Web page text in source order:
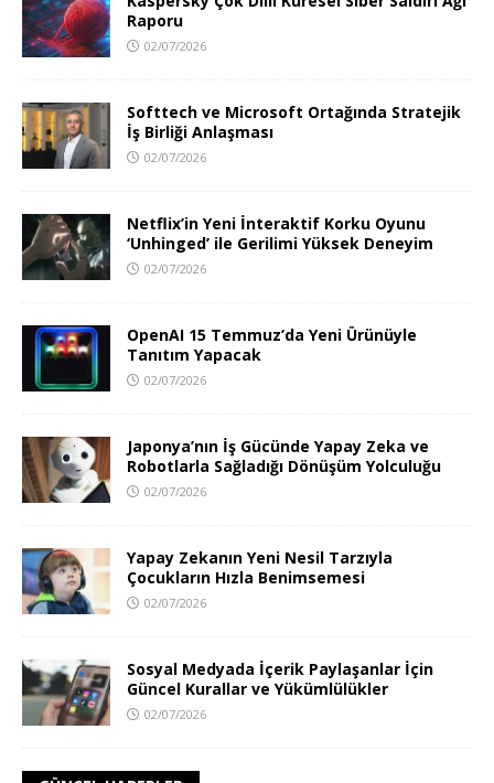
Raporu
02/07/2026
Softtech ve Microsoft Ortağında Stratejik
İş Birliği Anlaşması
02/07/2026
Netflix’in Yeni İnteraktif Korku Oyunu
‘Unhinged’ ile Gerilimi Yüksek Deneyim
02/07/2026
OpenAI 15 Temmuz’da Yeni Ürünüyle
Tanıtım Yapacak
02/07/2026
Japonya’nın İş Gücünde Yapay Zeka ve
Robotlarla Sağladığı Dönüşüm Yolculuğu
02/07/2026
Yapay Zekanın Yeni Nesil Tarzıyla
Çocukların Hızla Benimsemesi
02/07/2026
Sosyal Medyada İçerik Paylaşanlar İçin
Güncel Kurallar ve Yükümlülükler
02/07/2026